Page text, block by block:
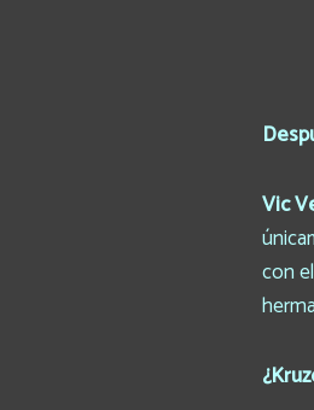
Vic
con